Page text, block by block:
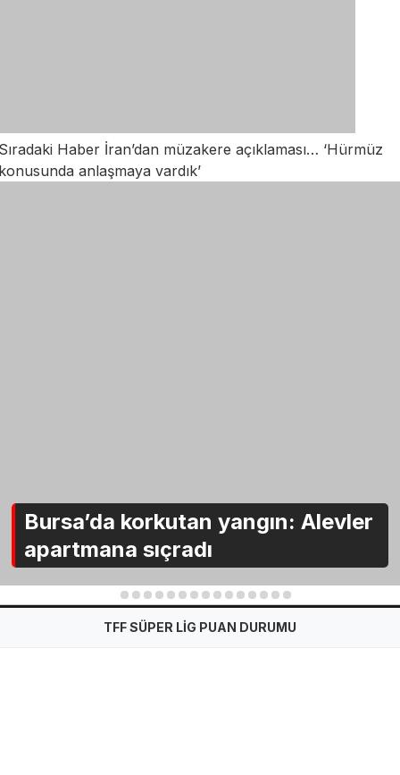
Haber İran’dan müzakere açıklaması… ‘Hürmüz
anlaşmaya vardık’
Bursa’da korkutan yangın: Alevler
apartmana sıçradı
2 3 4 5 6 7 8 9 10 11 12 13 14 15
TFF SÜPER LİG PUAN DURUMU